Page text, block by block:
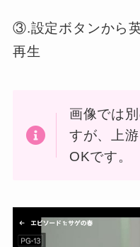
③.設定ボタンから
再生
画像では
すが、上
OKです。